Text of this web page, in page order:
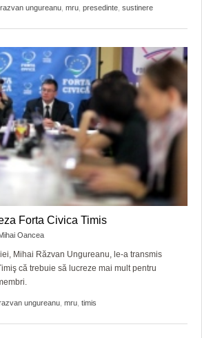
ungureanu mru presedinte sustinere
Forta Civica Timis
Oancea
Mihai Răzvan Ungureanu, le-a transmis
că trebuie să lucreze mai mult pentru
ungureanu mru timis